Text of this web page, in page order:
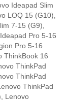
Ideapad Slim
LOQ 15 (G10),
7-15 (G9),
Pro 5-16
Pro 5-16
ThinkBook 16
ThinkPad
ThinkPad
ThinkPad
Lenovo